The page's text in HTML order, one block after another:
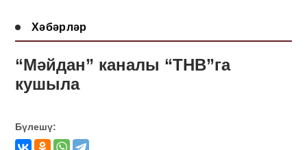
Хәбәрләр
“Мәйдан” каналы “ТНВ”га
кушыла
Бүлешү: